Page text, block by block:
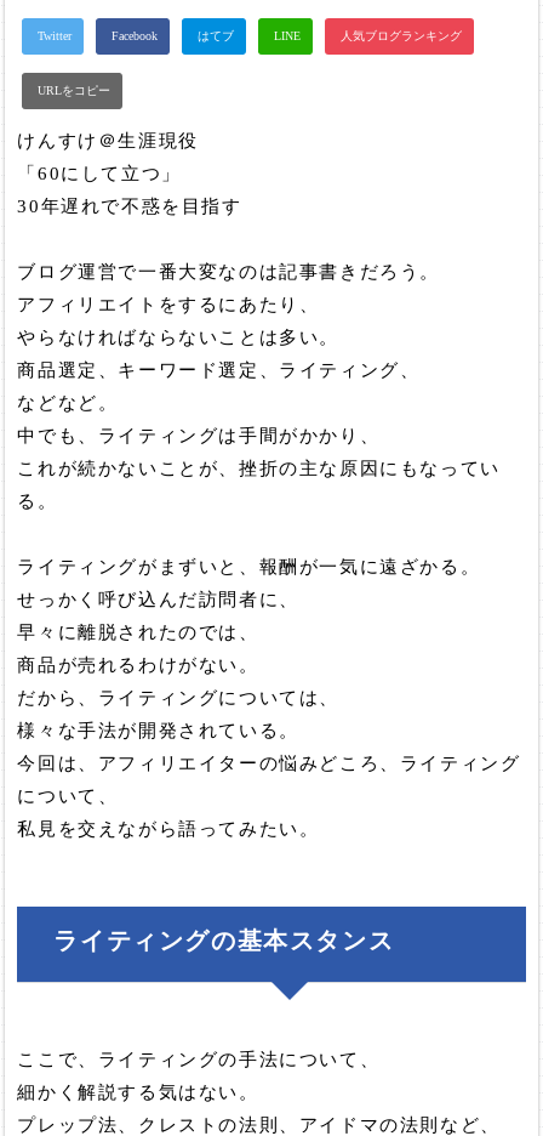
けんすけ＠生涯現役
「60にして立つ」
30年遅れで不惑を目指す
ブログ運営で一番大変なのは記事書きだろう。
アフィリエイトをするにあたり、
やらなければならないことは多い。
商品選定、キーワード選定、ライティング、
などなど。
中でも、ライティングは手間がかかり、
これが続かないことが、挫折の主な原因にもなってい
る。
ライティングがまずいと、報酬が一気に遠ざかる。
せっかく呼び込んだ訪問者に、
早々に離脱されたのでは、
商品が売れるわけがない。
だから、ライティングについては、
様々な手法が開発されている。
今回は、アフィリエイターの悩みどころ、ライティング
について、
私見を交えながら語ってみたい。
ライティングの基本スタンス
ここで、ライティングの手法について、
細かく解説する気はない。
プレップ法、クレストの法則、アイドマの法則など、